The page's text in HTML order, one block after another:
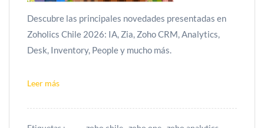
Descubre las principales novedades presentadas en
Zoholics Chile 2026: IA, Zia, Zoho CRM, Analytics,
Desk, Inventory, People y mucho más.
Leer más